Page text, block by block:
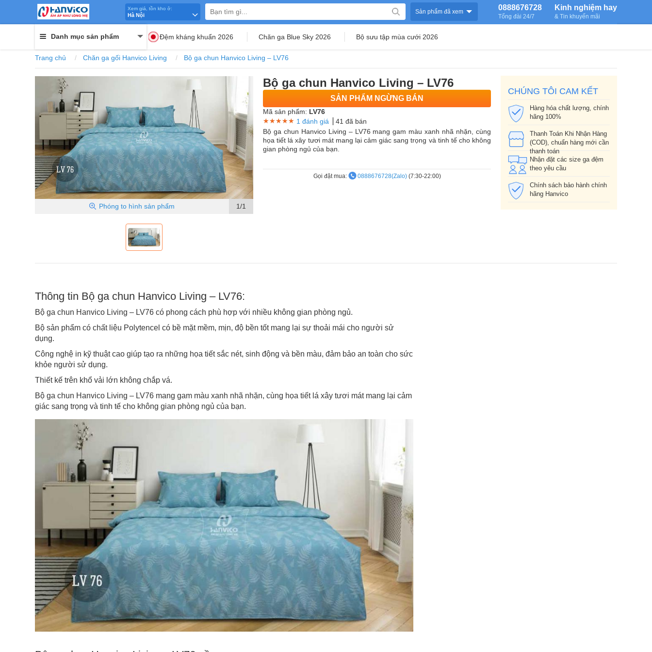
Xem giá, tồn kho ở:
Hà Nội Sản phẩm đã xem Kinh nghiệm hay
& Tin khuyến mãi
0888676728
Tổng đài 24/7
Danh mục sản phẩm Đệm kháng khuẩn 2026 Chăn ga Blue Sky 2026 Bộ sưu tập mùa cưới 2026
Trang chủ Chăn ga gối Hanvico Living Bộ ga chun Hanvico Living – LV76
1/1
Phóng to hình sản phẩm
Bộ ga chun Hanvico Living – LV76
SẢN PHẨM NGỪNG BÁN
Mã sản phẩm: LV76
★★★★★
★★★★★
★★★★★ 1 đánh giá
41 đã bán
Bộ ga chun Hanvico Living – LV76 mang gam màu xanh nhã nhặn, cùng
họa tiết lá xây tươi mát mang lại cảm giác sang trọng và tinh tế cho không
gian phòng ngủ của bạn.
Gọi đặt mua: 0888676728(Zalo)(7:30-22:00)
CHÚNG TÔI CAM KẾT
Hàng hóa chất lượng, chính
hãng 100%
Thanh Toán Khi Nhận Hàng
(COD), chuẩn hàng mới cần
thanh toán
Nhận đặt các size ga đệm
theo yêu cầu
Chính sách bảo hành chính
hãng Hanvico
Thông tin Bộ ga chun Hanvico Living – LV76:
Bộ ga chun Hanvico Living – LV76 có phong cách phù hợp với nhiều không gian phòng ngủ.
Bộ sản phẩm có chất liệu Polytencel có bề mặt mềm, mịn, độ bền tốt mang lại sự thoải mái cho người sử
dụng.
Công nghệ in kỹ thuật cao giúp tạo ra những họa tiết sắc nét, sinh động và bền màu, đảm bảo an toàn cho sức
khỏe người sử dụng.
Thiết kế trên khổ vải lớn không chắp vá.
Bộ ga chun Hanvico Living – LV76 mang gam màu xanh nhã nhặn, cùng họa tiết lá xây tươi mát mang lại cảm
giác sang trọng và tinh tế cho không gian phòng ngủ của bạn.